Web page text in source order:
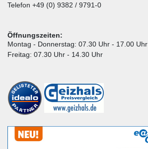
Telefon +49 (0) 9382 / 9791-0
Öffnungszeiten:
Montag - Donnerstag: 07.30 Uhr - 17.00 Uhr
Freitag: 07.30 Uhr - 14.30 Uhr